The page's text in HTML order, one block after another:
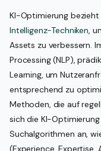
KI-Optimierung
Intelligenz-Techniken,
Assets zu verbessern.
Processing (NLP),
Learning, um
entsprechend zu
Methoden, die auf
sich die KI-
Suchalgorithmen an,
(Experience,